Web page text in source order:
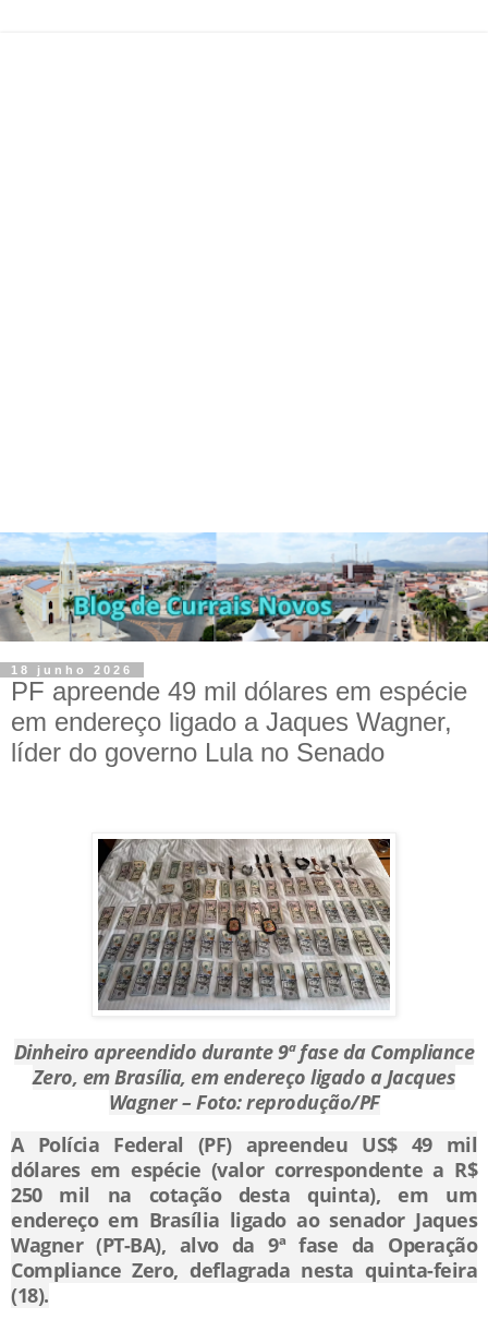
18 junho 2026
PF apreende 49 mil dólares em espécie
em endereço ligado a Jaques Wagner,
líder do governo Lula no Senado
Dinheiro apreendido durante 9ª fase da Compliance
Zero, em Brasília, em endereço ligado a Jacques
Wagner – Foto: reprodução/PF
A Polícia Federal (PF) apreendeu US$ 49 mil
dólares em espécie (valor correspondente a R$
250 mil na cotação desta quinta), em um
endereço em Brasília ligado ao senador Jaques
Wagner (PT-BA), alvo da 9ª fase da Operação
Compliance Zero, deflagrada nesta quinta-feira
(18).